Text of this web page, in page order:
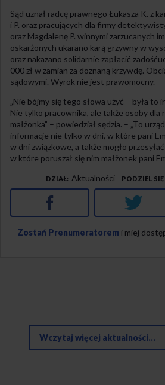
Sąd uznał radcę prawnego Łukasza K. z
i P. oraz pracujących dla firmy
oraz Magdalenę P. winnymi zarzucanych
oskarżonych ukarano karą grzywny w
oraz nakazano solidarnie zapłacić
000 zł w zamian za doznaną krzywdę.
sądowymi. Wyrok nie jest prawomocny.
„Nie bójmy się tego słowa użyć – była to
Nie tylko pracownika, ale także osoby dla
małżonka” – powiedział sędzia. – „To
informacje nie tylko w dni, w które pani
w dni związkowe, a także mogło
w które poruszał się nim małżonek pani
DZIAŁ Aktualności PODZIEL
Facebook
Zostań Prenumeratorem i miej
Wczytaj więcej aktualności...